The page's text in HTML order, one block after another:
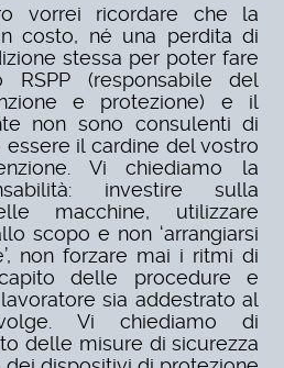
vorrei ricordare che la
costo, né una perdita di
stessa per poter fare
RSPP (responsabile del
e protezione) e il
non sono consulenti di
il cardine del vostro
Vi chiediamo la
investire sulla
macchine, utilizzare
scopo e non ‘arrangiarsi
non forzare mai i ritmi di
delle procedure e
sia addestrato al
Vi chiediamo di
delle misure di sicurezza